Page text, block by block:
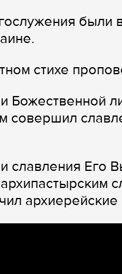
были
стихе
Божественной
совершил
славления Его